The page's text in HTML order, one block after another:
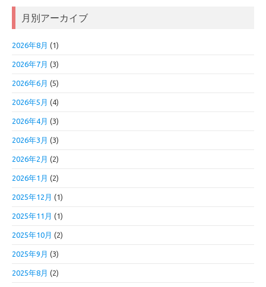
月別アーカイブ
2026年8月 (1)
2026年7月 (3)
2026年6月 (5)
2026年5月 (4)
2026年4月 (3)
2026年3月 (3)
2026年2月 (2)
2026年1月 (2)
2025年12月 (1)
2025年11月 (1)
2025年10月 (2)
2025年9月 (3)
2025年8月 (2)